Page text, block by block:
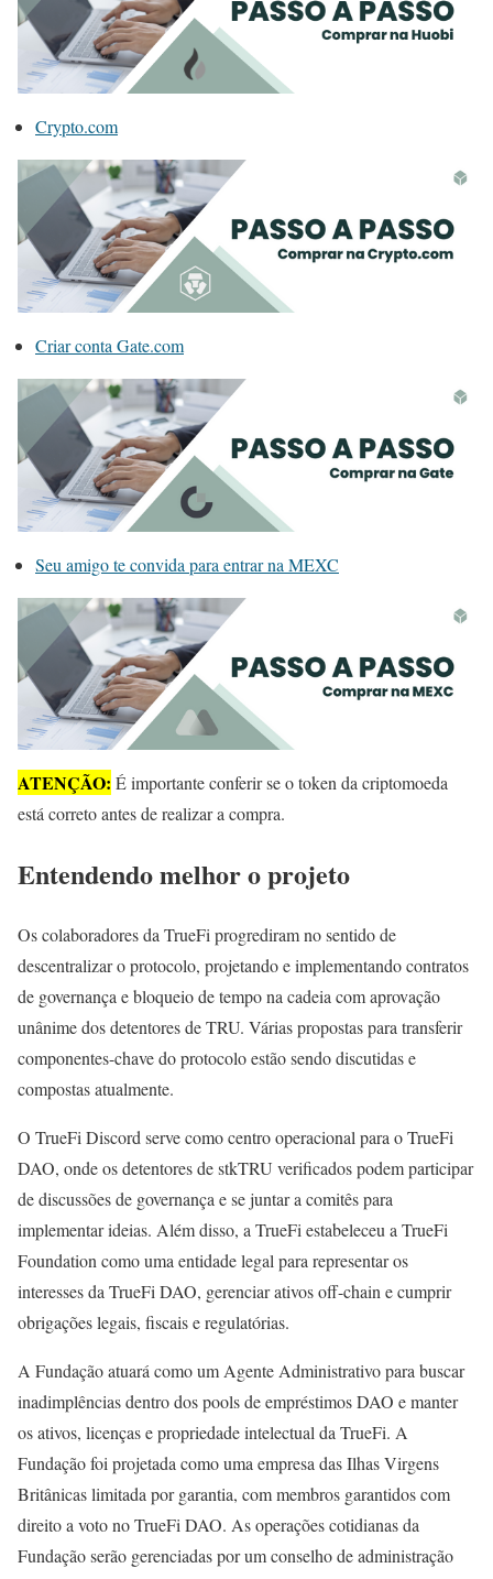
Crypto.com
Criar conta Gate.com
Seu amigo te convida para entrar na MEXC
ATENÇÃO: É importante conferir se o token da criptomoeda
está correto antes de realizar a compra.
Entendendo melhor o projeto
Os colaboradores da TrueFi progrediram no sentido de
descentralizar o protocolo, projetando e implementando contratos
de governança e bloqueio de tempo na cadeia com aprovação
unânime dos detentores de TRU. Várias propostas para transferir
componentes-chave do protocolo estão sendo discutidas e
compostas atualmente.
O TrueFi Discord serve como centro operacional para o TrueFi
DAO, onde os detentores de stkTRU verificados podem participar
de discussões de governança e se juntar a comitês para
implementar ideias. Além disso, a TrueFi estabeleceu a TrueFi
Foundation como uma entidade legal para representar os
interesses da TrueFi DAO, gerenciar ativos off-chain e cumprir
obrigações legais, fiscais e regulatórias.
A Fundação atuará como um Agente Administrativo para buscar
inadimplências dentro dos pools de empréstimos DAO e manter
os ativos, licenças e propriedade intelectual da TrueFi. A
Fundação foi projetada como uma empresa das Ilhas Virgens
Britânicas limitada por garantia, com membros garantidos com
direito a voto no TrueFi DAO. As operações cotidianas da
Fundação serão gerenciadas por um conselho de administração